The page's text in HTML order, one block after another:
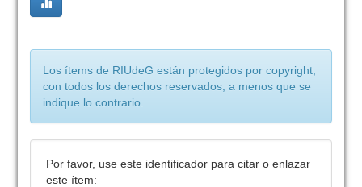
Los ítems de RIUdeG están protegidos por copyright,
con todos los derechos reservados, a menos que se
indique lo contrario.
Por favor, use este identificador para citar o enlazar
este ítem: